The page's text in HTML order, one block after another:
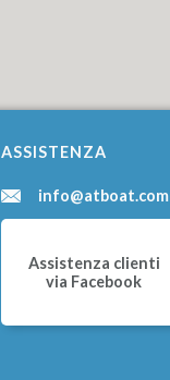
ASSISTENZA
info@atboat.com
Assistenza clienti
via Facebook